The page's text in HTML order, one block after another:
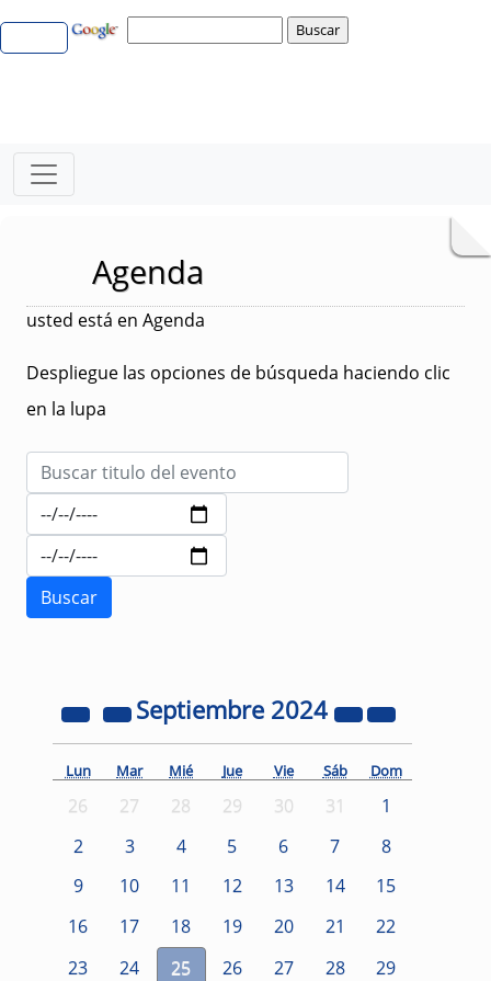
Agenda
usted está en Agenda
Despliegue las opciones de búsqueda haciendo clic
en la lupa
Septiembre 2024
Lun Mar Mié Jue Vie Sáb Dom
26 27 28 29 30 31
1
2
3 4 5 6 7
8
9
10 11 12 13 14
15
16
17 18 19 20 21
22
23
24 25 26 27 28
29